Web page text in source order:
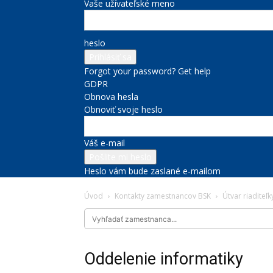
Vaše užívateľské meno
heslo
Forgot your password? Get help
GDPR
Obnova hesla
Obnoviť svoje heslo
Váš e-mail
Heslo vám bude zaslané e-mailom
Úvod Kontakty zamestnancov BSK Útvar
Oddelenie informatiky